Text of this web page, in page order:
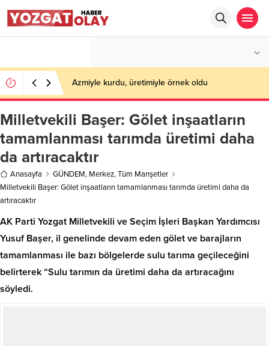
Azmiyle kurdu, üretimiyle örnek oldu
Milletvekili Başer: Gölet inşaatların
tamamlanması tarımda üretimi daha
da artıracaktır
Anasayfa GÜNDEM, Merkez,Tüm Manşetler
Milletvekili Başer: Gölet inşaatların tamamlanması tarımda üretimi daha da
artıracaktır
AK Parti Yozgat Milletvekili ve Seçim İşleri Başkan Yardımcısı
Yusuf Başer, il genelinde devam eden gölet ve barajların
tamamlanması ile bazı bölgelerde sulu tarıma geçileceğini
belirterek “Sulu tarımın da üretimi daha da artıracağını
söyledi.